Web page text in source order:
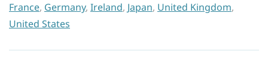
France, Germany, Ireland, Japan, United Kingdom,
United States